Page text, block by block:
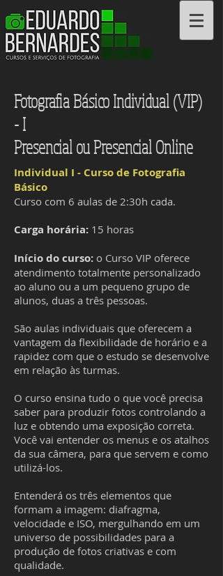
Cursos e Serviços
Fotografia Básico Individual (VIP)
- I
Presencial ou Presencial Online
Individual I - Curso de Fotografia
Básico
Curso com 6 aulas de 2:30h cada.
Carga horária: 15 horas
Início do curso: o Curso VIP oferece
atendimento totalmente personalizado
ao aluno ou a um pequeno grupo de
alunos, duas a três pessoas.
São aulas individuais que oferecem a
vantagem da flexibilidade de horário e a
rapidez com que o estudo se desenvolve
em relação às turmas.
O curso ensina tudo o que você precisa
saber para produzir fotos controlando a
luz e obtendo uma exposição correta.
Você vai entender os menus e os atalhos
da sua câmera, para que servem e como
utilizá-los.
Entenderá os três elementos que
formam a imagem: diafragma,
velocidade e ISO, mergulhando em um
universo de possibilidades para a
produção de fotos criativas e com
qualidade.